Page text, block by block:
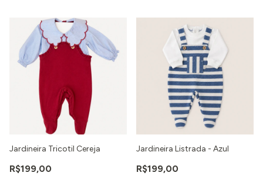
Jardineira Tricotil Cereja
R$199,00
Jardineira Listrada - Azul
R$199,00